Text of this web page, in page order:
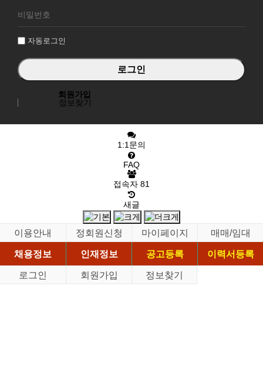
그
자동로그인
회원가입
정보찾기
1:1문의
FAQ
접속자 81
새글
이용안내 정회원신청 마이페이지
매매/임대
채용정보
인재정보 공고등록
이력서등록
로그인
회원가입 정보찾기